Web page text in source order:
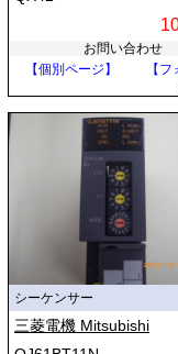
お問い合わせ
【個別ページ】
【フ
シーケンサー
三菱電機 Mitsubishi